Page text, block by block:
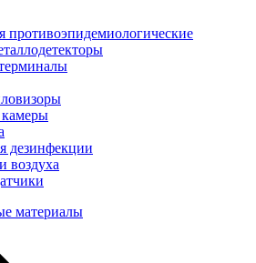
дезинфекции
воздуха
материалы